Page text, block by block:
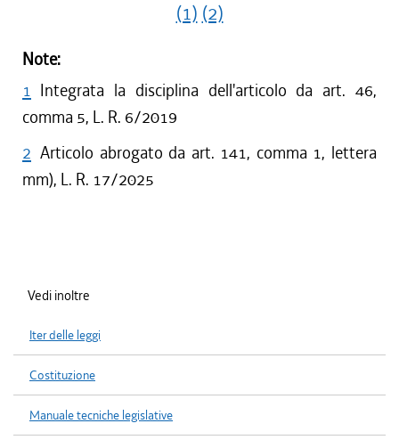
(1) (2)
Note:
1 Integrata la disciplina dell'articolo da art. 46,
comma 5, L. R. 6/2019
2 Articolo abrogato da art. 141, comma 1, lettera
mm), L. R. 17/2025
Vedi inoltre
Iter delle leggi
Costituzione
Manuale tecniche legislative